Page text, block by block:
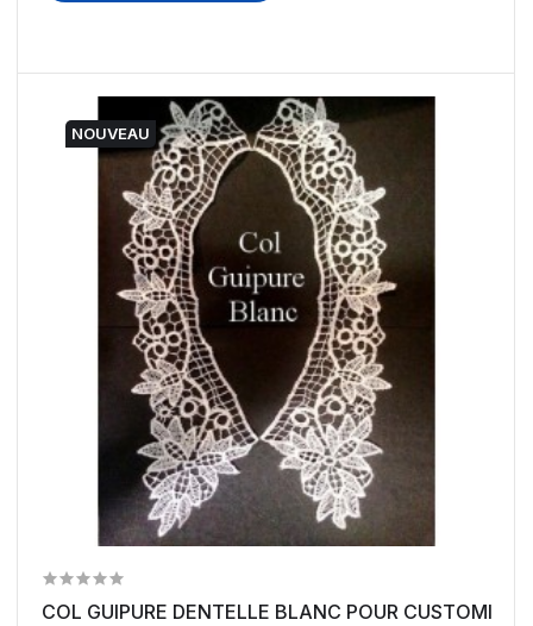
NOUVEAU
COL GUIPURE DENTELLE BLANC POUR